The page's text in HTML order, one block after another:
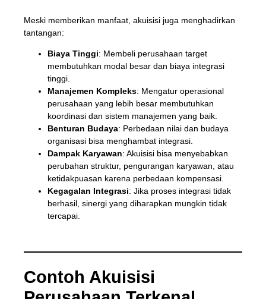
Meski memberikan manfaat, akuisisi juga menghadirkan
tantangan:
Biaya Tinggi: Membeli perusahaan target
membutuhkan modal besar dan biaya integrasi
tinggi.
Manajemen Kompleks: Mengatur operasional
perusahaan yang lebih besar membutuhkan
koordinasi dan sistem manajemen yang baik.
Benturan Budaya: Perbedaan nilai dan budaya
organisasi bisa menghambat integrasi.
Dampak Karyawan: Akuisisi bisa menyebabkan
perubahan struktur, pengurangan karyawan, atau
ketidakpuasan karena perbedaan kompensasi.
Kegagalan Integrasi: Jika proses integrasi tidak
berhasil, sinergi yang diharapkan mungkin tidak
tercapai.
Contoh Akuisisi